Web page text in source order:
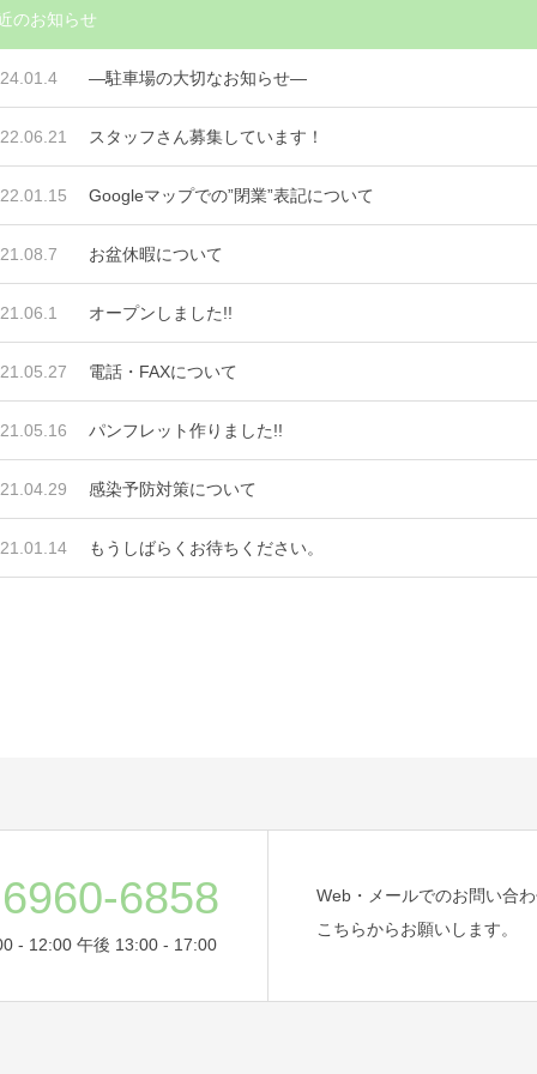
のお知らせ
―駐車場の大切なお知らせ―
スタッフさん募集しています！
Googleマップでの”閉業”表記について
お盆休暇について
オープンしました!!
電話・FAXについて
パンフレット作りました!!
感染予防対策について
もうしばらくお待ちください。
6858
- 12:00 午後 13:00 - 17:00
Web・メールでのお問い合
こちらからお願いします。